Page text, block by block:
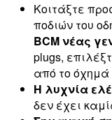
Κοιτάξτε
ποδιών του
BCM νέας
plugs,
από το
Η λυχνία
δεν έχει